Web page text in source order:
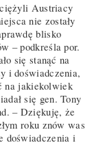
Austriacy
nie zostały
blisko
– podkreśla por.
się stanąć na
i doświadczenia,
na jakiekolwiek
się gen. Tony
– Dziękuję, że
roku znów was
doświadczenia i